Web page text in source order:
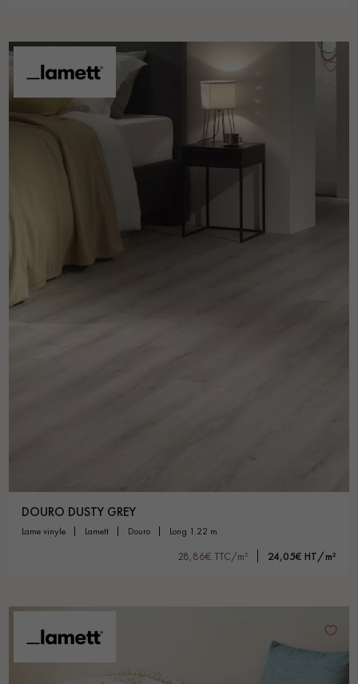
Obtenez un devis gratuit !
DOURO DUSTY GREY
lame vinyle lamett douro long 1.22 m
28,86€ TTC/m² 24,05€ HT/m²